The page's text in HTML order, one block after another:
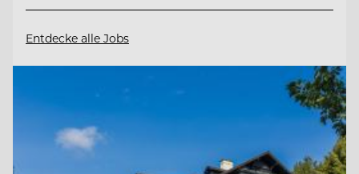
Entdecke alle Jobs